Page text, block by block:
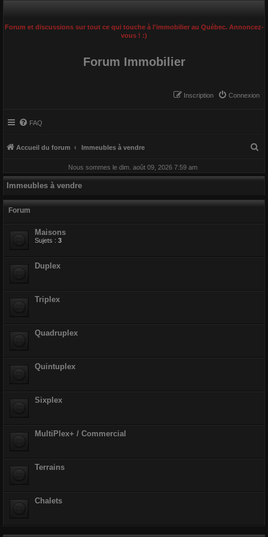
Forum et discussions sur tout ce qui touche à l'immobilier au Québec. Annoncez-
vous ! :)
Forum Immobilier
Connexion
Inscription
FAQ
Accueil du forum Immeubles à vendre
c
Nous sommes le dim. août 09, 2026 7:59 am
Immeubles à vendre
Forum
Maisons
Sujets : 3
Duplex
Triplex
Quadruplex
Quintuplex
Sixplex
MultiPlex+ / Commercial
Terrains
Chalets